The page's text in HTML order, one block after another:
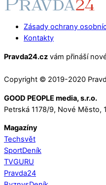
Zásady ochrany
Kontakty
Pravda24.cz vám přináší
Copyright © 2019-2020
GOOD PEOPLE media, s.r.o.
Petrská 1178/9, Nové Město,
Magazíny
Techsvět
SportDeník
TVGURU
Pravda24